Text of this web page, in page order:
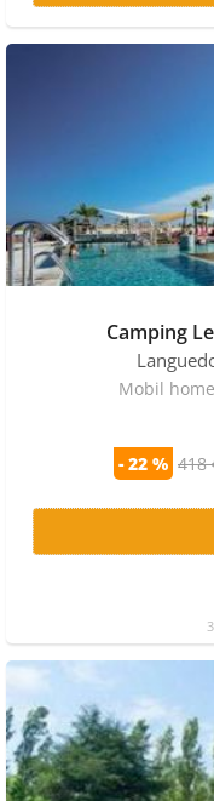
Camping
Mobil
- 22 % 418